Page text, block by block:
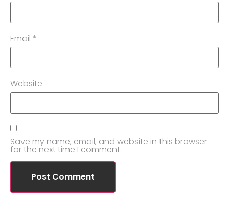
Email *
Website
Save my name, email, and website in this browser
for the next time I comment.